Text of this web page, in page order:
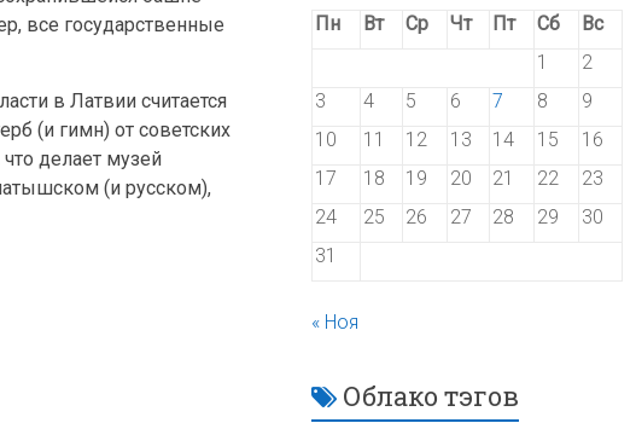
все государственные
в Латвии считается
(и гимн) от советских
делает музей
(и русском),
Пн
Вт Ср Чт Пт Сб
Вс
1
2
3
4 5 6 7 8
9
10
11 12 13 14 15
16
17
18 19 20 21 22
23
24
25 26 27 28 29
30
31
« Ноя
Облако тэгов